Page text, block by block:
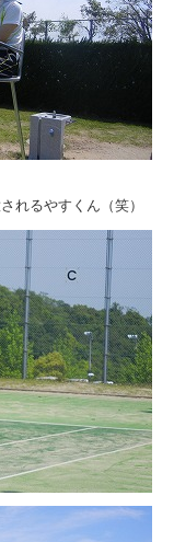
れるやすくん（笑）